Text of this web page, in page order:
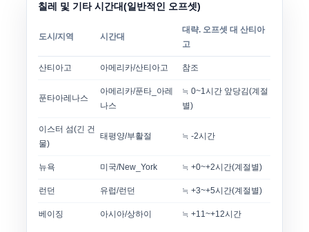
칠레 및 기타 시간대(일반적인 오프셋)
도시/지역 시간대
대략. 오프셋 대 산티아
고
산티아고 아메리카/산티아고 참조
푼타아레나스
아메리카/푼타_아레
나스
≒ 0~1시간 앞당김(계절
별)
이스터 섬(긴 건
물)
태평양/부활절 ≒ -2시간
뉴욕 미국/New_York ≒ +0~+2시간(계절별)
런던 유럽/런던 ≒ +3~+5시간(계절별)
베이징 아시아/상하이 ≒ +11~+12시간